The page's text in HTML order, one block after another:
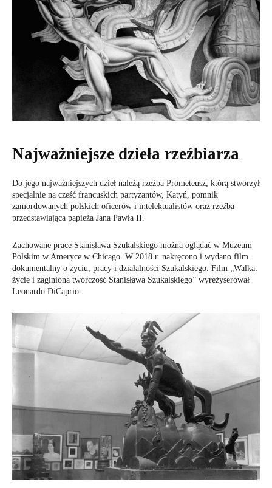
Najważniejsze dzieła rzeźbiarza
Do jego najważniejszych dzieł należą rzeźba Prometeusz, którą stworzył
specjalnie na cześć francuskich partyzantów, Katyń, pomnik
zamordowanych polskich oficerów i intelektualistów oraz rzeźba
przedstawiająca papieża Jana Pawła II.
Zachowane prace Stanisława Szukalskiego można oglądać w Muzeum
Polskim w Ameryce w Chicago. W 2018 r. nakręcono i wydano film
dokumentalny o życiu, pracy i działalności Szukalskiego. Film „Walka:
życie i zaginiona twórczość Stanisława Szukalskiego” wyreżyserował
Leonardo DiCaprio.